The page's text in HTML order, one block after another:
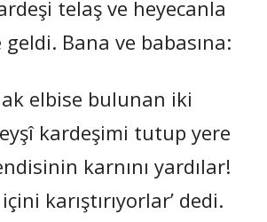
telaş ve heyecanla
Bana ve babasına:
ak elbise bulunan iki
kardeşimi tutup yere
karnını yardılar!
karıştırıyorlar’ dedi.